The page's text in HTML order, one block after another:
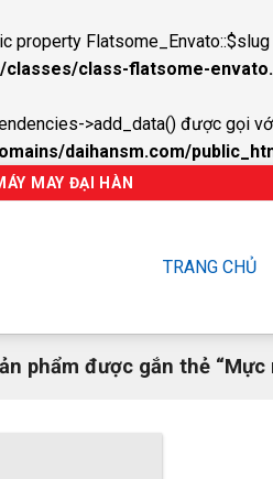
property
class-flatsome-
>add_data() được gọi
daihansm.com/
MAY ĐẠI HÀN
TRANG CHỦ
phẩm được gắn thẻ